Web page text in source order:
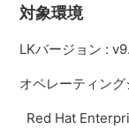
対象環境
LKバージョン :
オペレーティング
Red Hat